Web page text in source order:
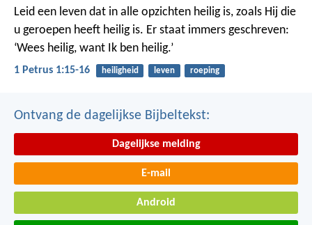
Leid een leven dat in alle opzichten heilig is, zoals Hij die
u geroepen heeft heilig is. Er staat immers geschreven:
‘Wees heilig, want Ik ben heilig.’
1 Petrus 1:15-16 heiligheid leven roeping
Ontvang de dagelijkse Bijbeltekst:
Dagelijkse melding
E-mail
Android